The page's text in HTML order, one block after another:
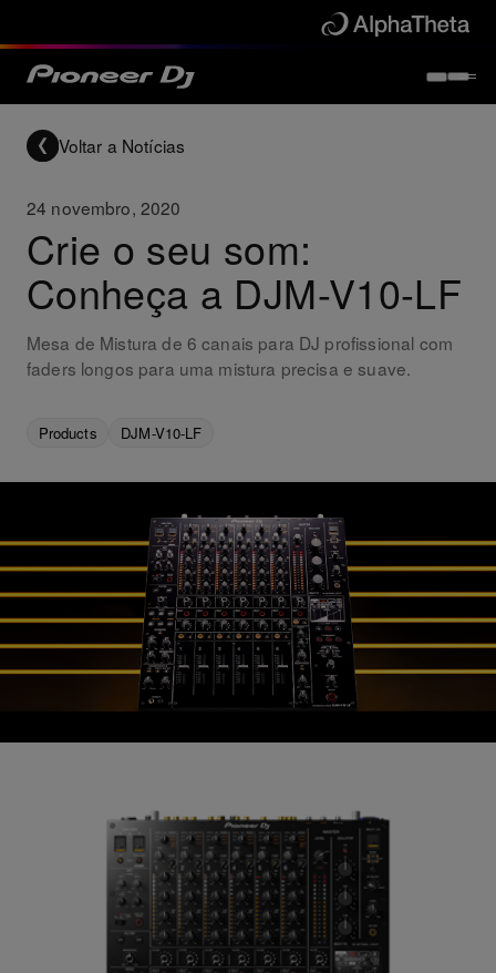
Voltar a Notícias
24 novembro, 2020
Crie o seu som:
Conheça a DJM-V10-LF
Mesa de Mistura de 6 canais para DJ profissional com
faders longos para uma mistura precisa e suave.
Products DJM-V10-LF